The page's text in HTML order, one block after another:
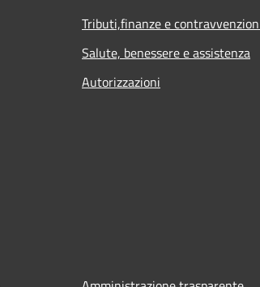
Tributi,finanze e
Salute, benessere e assistenza
Autorizzazioni